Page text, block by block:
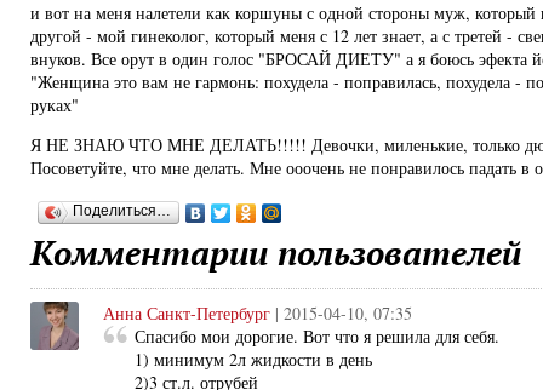
и вот на меня налетели как коршуны с одной стороны муж, который
другой - мой гинеколог, который меня с 12 лет знает, а с третей -
внуков. Все орут в один голос "БРОСАЙ ДИЕТУ" а я боюсь эфекта
"Женщина это вам не гармонь: похудела - поправилась, похудела -
руках"
Я НЕ ЗНАЮ ЧТО МНЕ ДЕЛАТЬ!!!!! Девочки, миленькие, только
Посоветуйте, что мне делать. Мне ооочень не понравилось падать
Поделиться…
Комментарии пользователей
Анна Санкт-Петербург | 2015-04-10, 07:35
Спасибо мои дорогие. Вот что я решила для себя.
1) минимум 2л жидкости в день
2)3 ст.л. отрубей